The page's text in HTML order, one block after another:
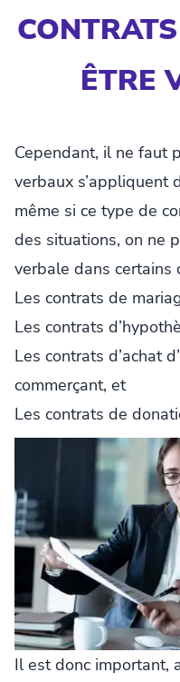
ÊTRE
Cependant, il ne faut
verbaux s’appliquent
même si ce type de
des situations, on ne
verbale dans certains
Les contrats de
Les contrats
Les contrats d’achat
commerçant, et
Les contrats de
Il est donc important,